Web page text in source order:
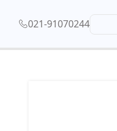
021-91070244